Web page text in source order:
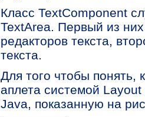
Класс TextComponent
TextArea. Первый из
редакторов текста,
текста.
Для того чтобы понять,
аплета системой
Java, показанную на